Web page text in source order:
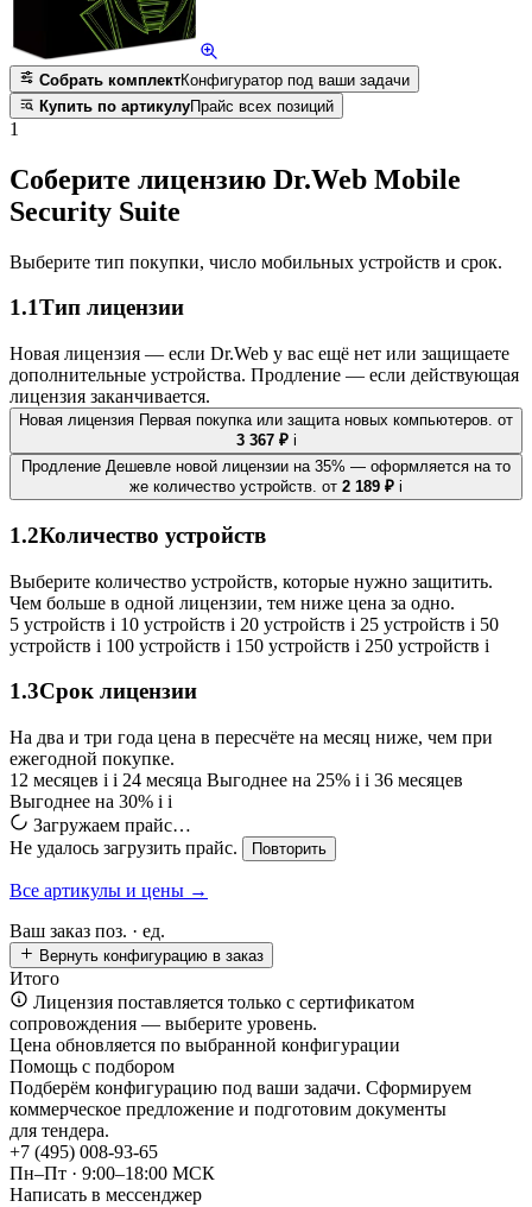
Собрать комплектКонфигуратор под ваши задачи
Купить по артикулуПрайс всех позиций
1
Соберите лицензию Dr.Web Mobile
Security Suite
Выберите тип покупки, число мобильных устройств и срок.
1.1Тип лицензии
Новая лицензия — если Dr.Web у вас ещё нет или защищаете
дополнительные устройства. Продление — если действующая
лицензия заканчивается.
Новая лицензия Первая покупка или защита новых компьютеров. от
3 367 ₽ i
Продление Дешевле новой лицензии на 35% — оформляется на то
же количество устройств. от 2 189 ₽ i
1.2Количество устройств
Выберите количество устройств, которые нужно защитить.
Чем больше в одной лицензии, тем ниже цена за одно.
5 устройств i 10 устройств i 20 устройств i 25 устройств i 50
устройств i 100 устройств i 150 устройств i 250 устройств i
1.3Срок лицензии
На два и три года цена в пересчёте на месяц ниже, чем при
ежегодной покупке.
12 месяцев i i 24 месяца Выгоднее на 25% i i 36 месяцев
Выгоднее на 30% i i
Загружаем прайс…
Не удалось загрузить прайс.
Повторить
Все артикулы и цены →
Ваш заказ поз. · ед.
Вернуть конфигурацию в заказ
Итого
Лицензия поставляется только с сертификатом
сопровождения — выберите уровень.
Цена обновляется по выбранной конфигурации
Помощь с подбором
Подберём конфигурацию под ваши задачи. Сформируем
коммерческое предложение и подготовим документы
для тендера.
+7 (495) 008-93-65
Пн–Пт · 9:00–18:00 МСК
Написать в мессенджер